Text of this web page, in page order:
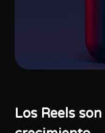
Los Reels